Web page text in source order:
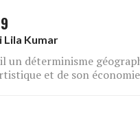
Lila Kumar
un déterminisme
et de son